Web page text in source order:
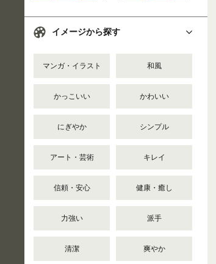
イメージから探す
マンガ・イラスト 和風
かっこいい かわいい
にぎやか シンプル
アート・芸術 キレイ
信頼・安心 健康・癒し
力強い 派手
清潔 爽やか